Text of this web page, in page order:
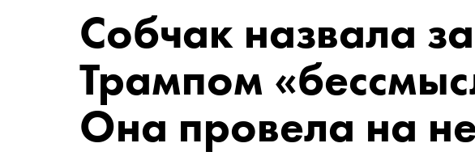
Собчак назвала
Трампом
Она провела на